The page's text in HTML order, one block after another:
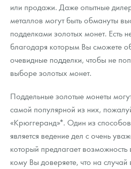
Гарри Поттер
Флот: ледоколы и корабли
Жетоны "Необыкновенные обитатели
Ювелирные изделия
Русская нумизматика
Золотая карманная галерея
Наборы подарочных и коллекционных
Условия возврата
Политика конфиденциальности
Политика использования Cookies
Положение по обработке и защите
Письмо директору
или продажи. Даже опытные
металлов могут быть обмануты
подделками золотых монет. Есть
благодаря которым Вы сможете
очевидные подделки, чтобы не
выборе золотых монет.
Поддельные золотые монеты
самой популярной из них,
«Крюггеранд»*. Один из
является ведение дел с очень
который предлагает
кому Вы доверяете, что на